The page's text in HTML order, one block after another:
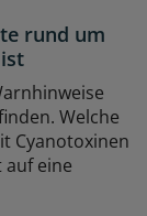
rund um
Welche
Cyanotoxinen
auf eine